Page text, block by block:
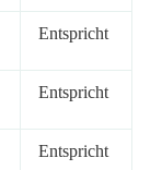
Entspricht
Entspricht
Entspricht